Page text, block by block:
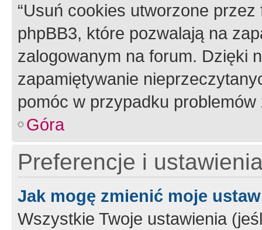
“Usuń cookies utworzone
phpBB3, które pozwalają na
zalogowanym na forum. Dzięki
zapamiętywanie
pomóc w przypadku
Góra
Preferencje i
Jak mogę zmienić moje
Wszystkie Twoje ustawienia